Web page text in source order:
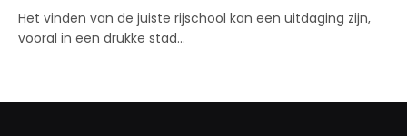
Het vinden van de juiste rijschool kan een uitdaging zijn,
vooral in een drukke stad…